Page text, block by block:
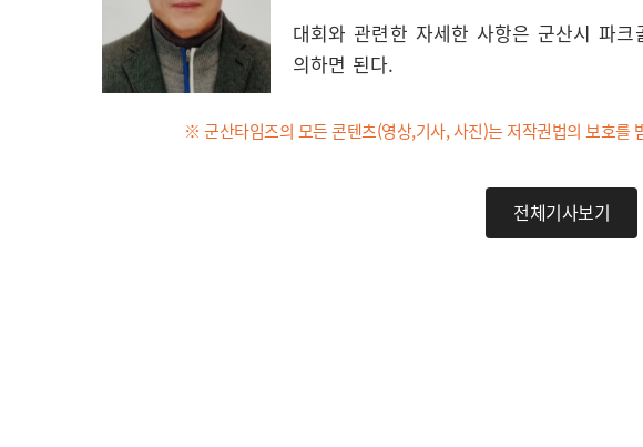
대회와 관련한 자세한 사항은 군산시 파
의하면 된다.
※ 군산타임즈의 모든 콘텐츠(영상,기사, 사진)는 저작권법의 보호를
전체기사보기